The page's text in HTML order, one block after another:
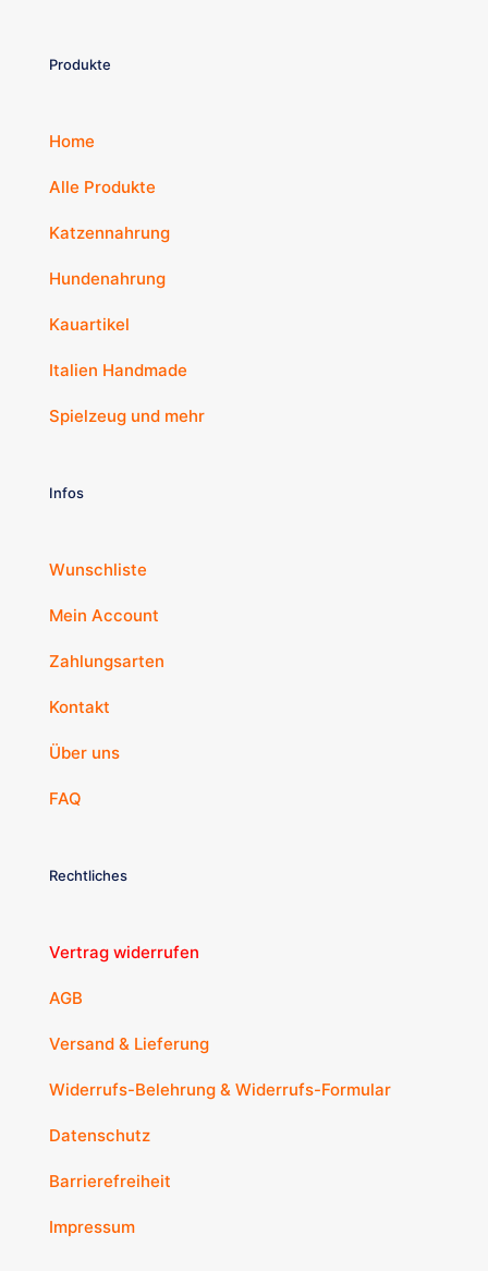
Produkte
Home
Alle Produkte
Katzennahrung
Hundenahrung
Kauartikel
Italien Handmade
Spielzeug und mehr
Infos
Wunschliste
Mein Account
Zahlungsarten
Kontakt
Über uns
FAQ
Rechtliches
Vertrag widerrufen
AGB
Versand & Lieferung
Widerrufs-Belehrung & Widerrufs-Formular
Datenschutz
Barrierefreiheit
Impressum